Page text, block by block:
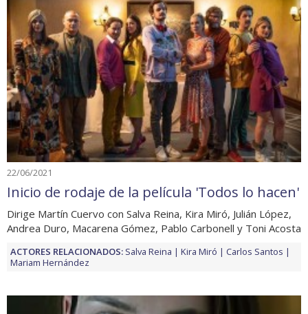
22/06/2021
Inicio de rodaje de la película 'Todos lo hacen'
Dirige Martín Cuervo con Salva Reina, Kira Miró, Julián López,
Andrea Duro, Macarena Gómez, Pablo Carbonell y Toni Acosta
ACTORES RELACIONADOS: Salva Reina Kira Miró
Carlos Santos
Mariam Hernández